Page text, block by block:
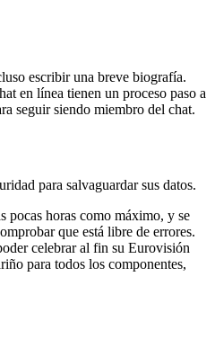
escribir una breve biografía.
en línea tienen un proceso paso a
seguir siendo miembro del chat.
para salvaguardar sus datos.
pocas horas como máximo, y se
que está libre de errores.
celebrar al fin su Eurovisión
para todos los componentes,